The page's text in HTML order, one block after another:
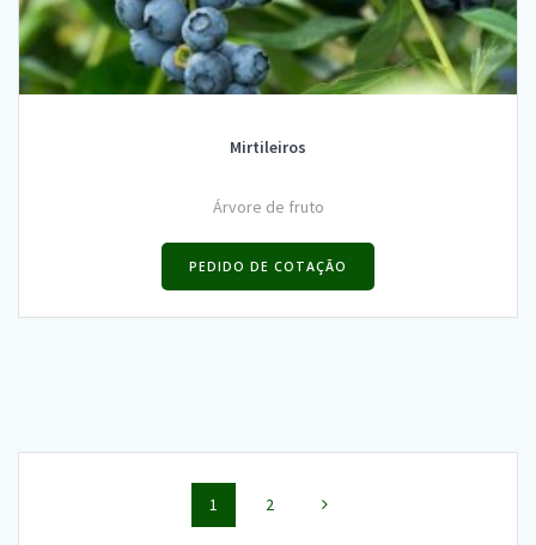
Mirtileiros
Árvore de fruto
PEDIDO DE COTAÇÃO
Page
1 Page
2